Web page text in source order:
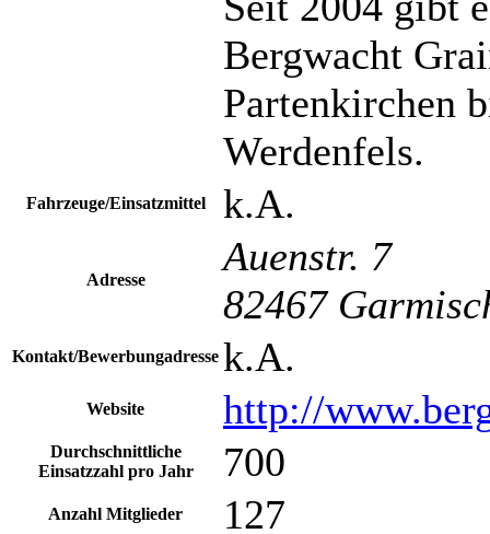
Bergwacht
Partenkirchen
Werdenfels.
Fahrzeuge/Einsatzmittel k.A.
Adresse
Auenstr. 7
82467
Kontakt/Bewerbungadresse k.A.
Website http://
Durchschnittliche
Einsatzzahl pro Jahr
700
Anzahl Mitglieder 127